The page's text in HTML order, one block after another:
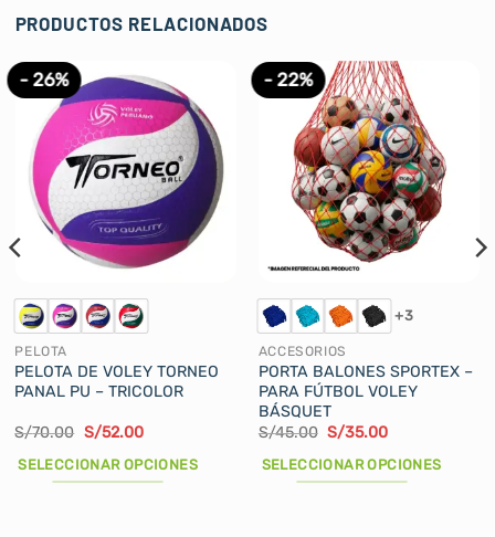
PRODUCTOS RELACIONADOS
- 26%
PELOTA
PELOTA DE VOLEY TORNEO
PANAL PU – TRICOLOR
S/70.00 El
original
era:
S/52.00El
actual
es:
SELECCIONAR OPCIONES
- 22%
+3
ACCESORIOS
PORTA BALONES SPORTEX –
PARA FÚTBOL VOLEY
BÁSQUET
S/45.00 El
original
era:
S/35.00El
actual
es:
SELECCIONAR OPCIONES